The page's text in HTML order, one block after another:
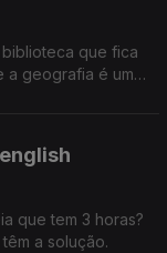
que fica
a geografia é uma
que tem 3 horas?
a solução.